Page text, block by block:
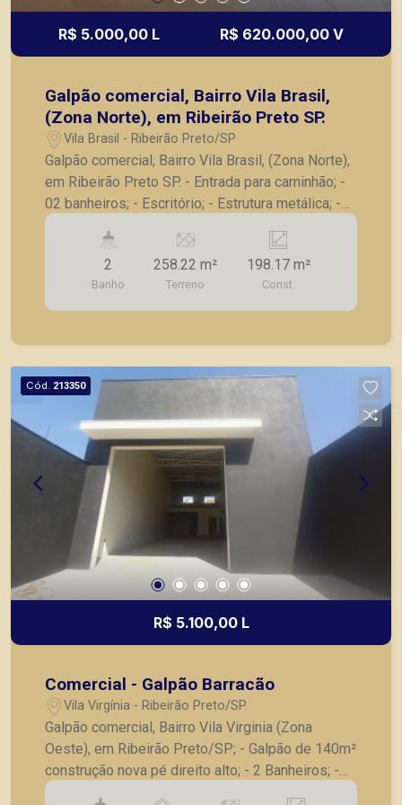
R$ 5.000,00 L R$ 620.000,00 V
Galpão comercial, Bairro Vila Brasil,
(Zona Norte), em Ribeirão Preto SP.
Vila Brasil - Ribeirão Preto/SP
Galpão comercial, Bairro Vila Brasil, (Zona Norte),
em Ribeirão Preto SP. - Entrada para caminhão; -
02 banheiros; - Escritório; - Estrutura metálica; -
Fácil acesso em avenidas e rodovia. A Piramid
tem como objetivo atender seus clientes com
agilidade e segurança, em locação, vendas de
imóveis prontos, usados ou mesmo nos
principais lançamentos da cidade de Ribeirão
2
Banho
258.22 m²
Terreno
198.17 m²
Const.
Cód. 213350
R$ 5.100,00 L
Comercial - Galpão Barracão
Vila Virgínia - Ribeirão Preto/SP
Galpão comercial, Bairro Vila Virginia (Zona
Oeste), em Ribeirão Preto/SP; - Galpão de 140m²
construção nova pé direito alto; - 2 Banheiros; -
Mezanino; - Copa; - Lavanderia; - Portas